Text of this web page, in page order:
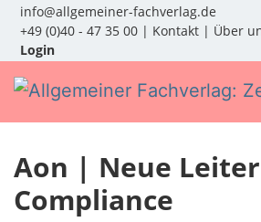
info@allgemeiner-fachverlag.de
+49 (0)40 - 47 35 00 | Kontakt | Über
Login
Aon | Neue
Compliance